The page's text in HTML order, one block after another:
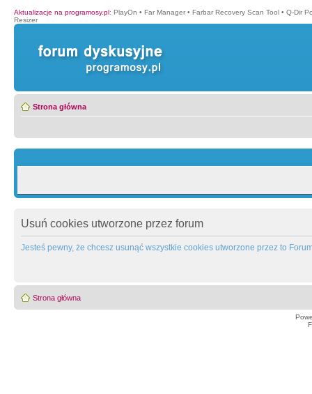
Aktualizacje na programosy.pl: PlayOn • Far Manager • Farbar Recovery Scan Tool • Q-Dir
Resizer
Strona główna
Usuń cookies utworzone przez forum
Jesteś pewny, że chcesz usunąć wszystkie cookies utworzone przez to
Strona główna